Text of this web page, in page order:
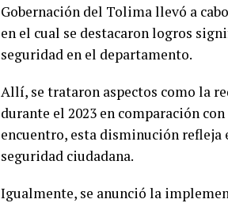
Gobernación del Tolima llevó a
en el cual se destacaron logros
seguridad en el departamento.
Allí, se trataron aspectos como la
durante el 2023 en comparación con
encuentro, esta disminución
seguridad ciudadana.
Igualmente, se anunció la